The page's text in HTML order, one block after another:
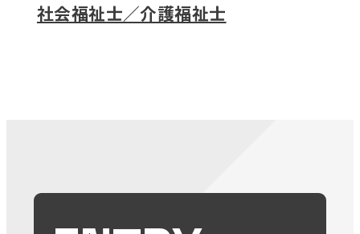
社会福祉士／介護福祉士